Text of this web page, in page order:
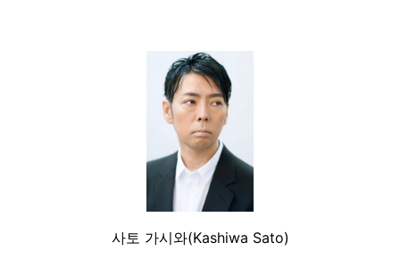
사토 가시와(Kashiwa Sato)